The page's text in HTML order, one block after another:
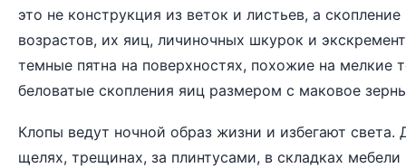
это не конструкция из веток и листьев, а
возрастов, их яиц, личиночных шкурок и
темные пятна на поверхностях, похожие на мелкие
беловатые скопления яиц размером с маковое
Клопы ведут ночной образ жизни и избегают света.
щелях, трещинах, за плинтусами, в складках